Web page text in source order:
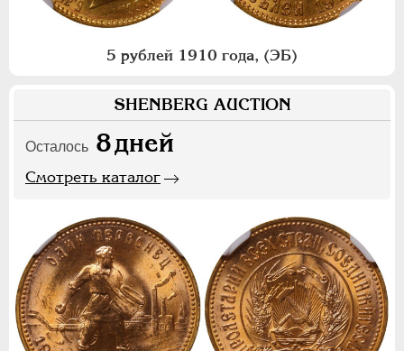
5 рублей 1910 года, (ЭБ)
SHENBERG AUCTION
Осталось 8дней
Смотреть каталог